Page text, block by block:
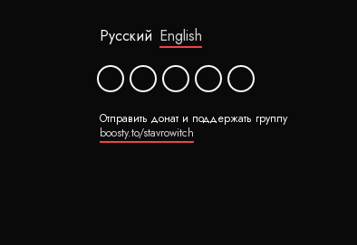
Русский English
Отправить донат и поддержать группу
boosty.to/stavrowitch